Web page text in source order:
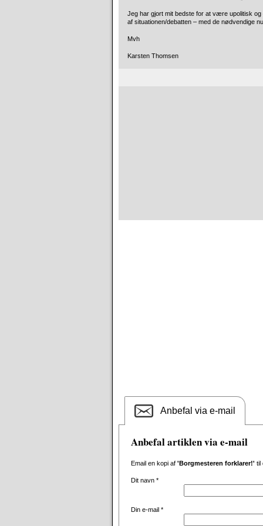
Jeg har gjort mit bedste for at være upolitisk
af situationen/debatten – med de nødvendige
Mvh
Karsten Thomsen
Anbefal via e-mail
Anbefal artiklen via e-mail
Email en kopi af 'Borgmesteren forklarer!' til
Dit navn *
Din e-mail *